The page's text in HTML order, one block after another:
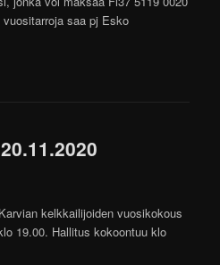
saa pj Esko
kelkkailijoiden vuosikokous
19.00. Hallitus kokoontuu klo